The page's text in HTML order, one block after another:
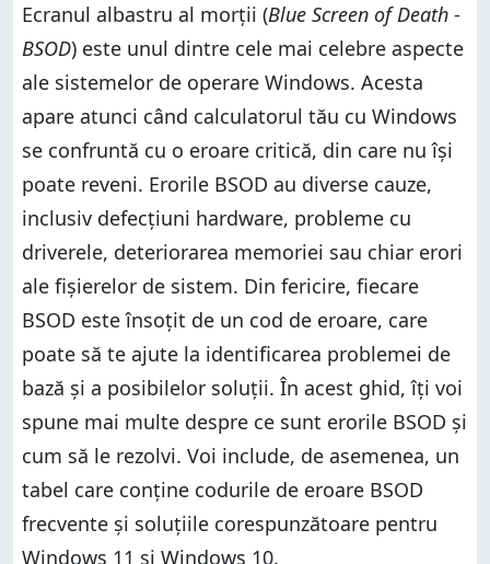
Ecranul albastru al morții (Blue Screen of Death -
BSOD) este unul dintre cele mai celebre aspecte
ale sistemelor de operare Windows. Acesta
apare atunci când calculatorul tău cu Windows
se confruntă cu o eroare critică, din care nu își
poate reveni. Erorile BSOD au diverse cauze,
inclusiv defecțiuni hardware, probleme cu
driverele, deteriorarea memoriei sau chiar erori
ale fișierelor de sistem. Din fericire, fiecare
BSOD este însoțit de un cod de eroare, care
poate să te ajute la identificarea problemei de
bază și a posibilelor soluții. În acest ghid, îți voi
spune mai multe despre ce sunt erorile BSOD și
cum să le rezolvi. Voi include, de asemenea, un
tabel care conține codurile de eroare BSOD
frecvente și soluțiile corespunzătoare pentru
Windows 11 și Windows 10.